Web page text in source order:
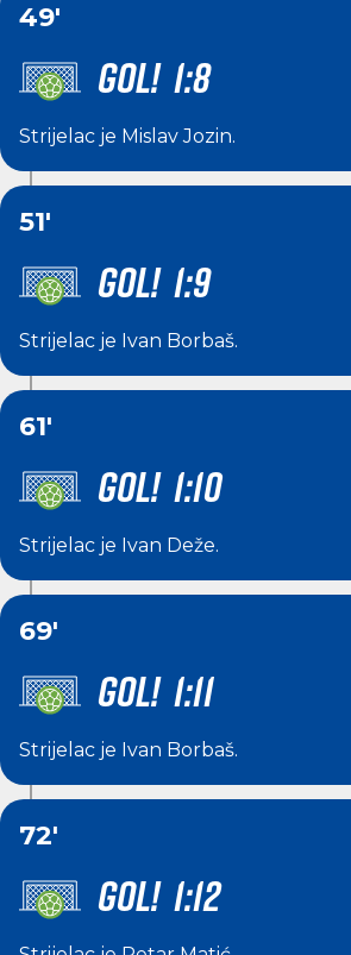
49'
GOL! 1:8
Strijelac je Mislav Jozin.
51'
GOL! 1:9
Strijelac je Ivan Borbaš.
61'
GOL! 1:10
Strijelac je Ivan Deže.
69'
GOL! 1:11
Strijelac je Ivan Borbaš.
72'
GOL! 1:12